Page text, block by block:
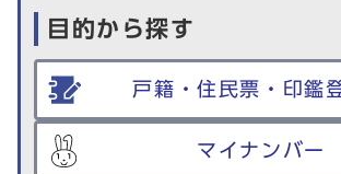
目的から探す
戸籍・住民票・印鑑
マイナンバー